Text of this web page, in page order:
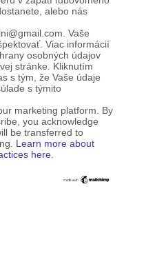
alebo nás
Vaše
Viac informácií
osobných údajov
stránke. Kliknutím
s tým, že Vaše údaje
s týmito
marketing platform. By
you acknowledge
be transferred to
Learn more about
here.